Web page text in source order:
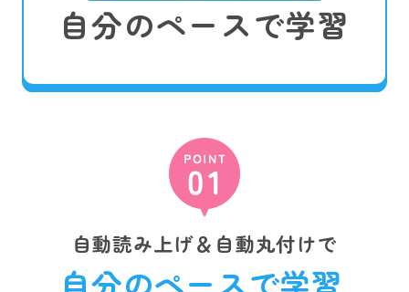
自分のペースで学習
自動読み上げ＆自動丸付けで